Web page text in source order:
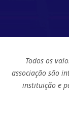
Todos os
associação são
instituição e